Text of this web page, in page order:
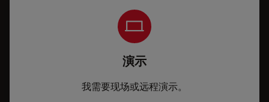
演示
我需要现场或远程演示。